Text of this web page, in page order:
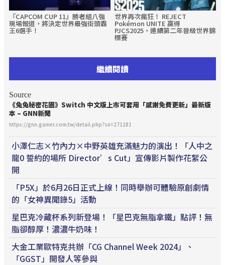
『CAPCOM CUP 11』勝者組八強
現場報道，將決定世界最強街頭霸
王6選手！
世界再次瘋狂！ REJECT
Pokémon UNITE 贏得
PJCS2025，連續第二年晉級世界錦
標賽
繼續閱讀
Source
《兔兔秘密花園》 Switch 中文版上市可套用「感謝免費更新」最新版
本 – GNN新聞
https://gnn.gamer.com.tw/detail.php?sn=271281
小澤仁志×竹內力×中野英雄充滿魅力的演出！「人中之
龍0 誓約的場所 Director’s Cut」宣傳影片製作花絮公
開
「P5X」於6月26日正式上線！同時舉辦可體驗原創劇情
的「女神異聞錄5」活動
星巴克冷藏杯系列新登場！「星巴克無脂拿鐵」點評！無
脂卻醇厚！濃濃牛奶味！
大金工業歐特克共辦「CG Channel Week 2024」、
「GGST」開發人等參與